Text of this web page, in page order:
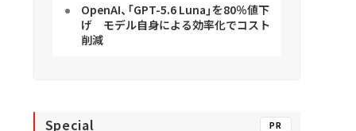
OpenAI、「GPT-5.6 Luna」を80％値下
げ モデル自身による効率化でコスト
削減
Special PR